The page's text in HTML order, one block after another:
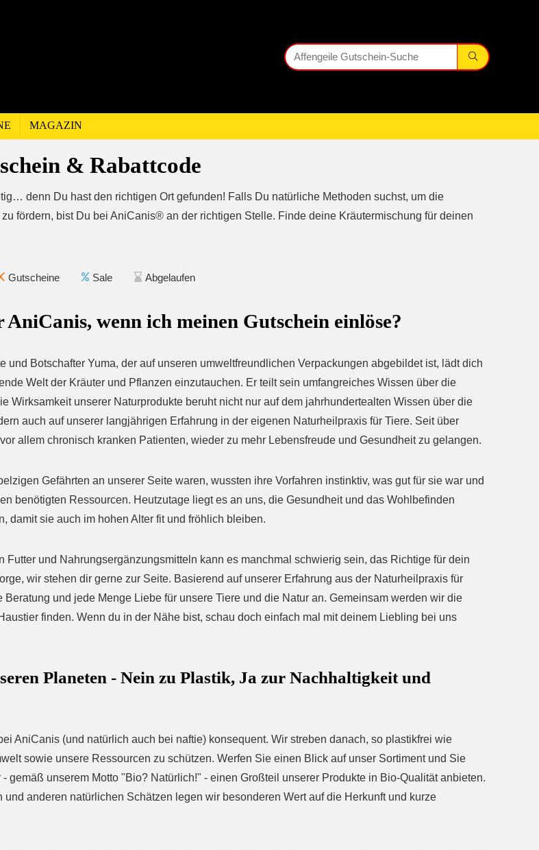
MAGAZIN
& Rabattcode
denn Du hast den richtigen Ort gefunden! Falls Du natürliche Methoden suchst, um die
fördern, bist Du bei AniCanis® an der richtigen Stelle. Finde deine Kräutermischung für deinen
Gutscheine Sale Abgelaufen
wenn ich meinen Gutschein einlöse?
und Botschafter Yuma, der auf unseren umweltfreundlichen Verpackungen abgebildet ist, lädt dich
Welt der Kräuter und Pflanzen einzutauchen. Er teilt sein umfangreiches Wissen über die
Wirksamkeit unserer Naturprodukte beruht nicht nur auf dem jahrhundertealten Wissen über die
auch auf unserer langjährigen Erfahrung in der eigenen Naturheilpraxis für Tiere. Seit über
allem chronisch kranken Patienten, wieder zu mehr Lebensfreude und Gesundheit zu gelangen.
Gefährten an unserer Seite waren, wussten ihre Vorfahren instinktiv, was gut für sie war und
benötigten Ressourcen. Heutzutage liegt es an uns, die Gesundheit und das Wohlbefinden
damit sie auch im hohen Alter fit und fröhlich bleiben.
Futter und Nahrungsergänzungsmitteln kann es manchmal schwierig sein, das Richtige für dein
wir stehen dir gerne zur Seite. Basierend auf unserer Erfahrung aus der Naturheilpraxis für
und jede Menge Liebe für unsere Tiere und die Natur an. Gemeinsam werden wir die
finden. Wenn du in der Nähe bist, schau doch einfach mal mit deinem Liebling bei uns
Planeten - Nein zu Plastik, Ja zur Nachhaltigkeit und
AniCanis (und natürlich auch bei naftie) konsequent. Wir streben danach, so plastikfrei wie
sowie unsere Ressourcen zu schützen. Werfen Sie einen Blick auf unser Sortiment und Sie
gemäß unserem Motto "Bio? Natürlich!" - einen Großteil unserer Produkte in Bio-Qualität anbieten.
und anderen natürlichen Schätzen legen wir besonderen Wert auf die Herkunft und kurze